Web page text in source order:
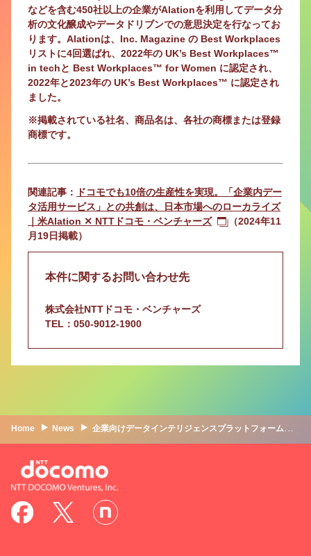
などを含む450社以上の企業がAlationを利用してデータ分
析の文化醸成やデータドリブンでの意思決定を行なってお
ります。Alationは、Inc. Magazine の Best Workplaces
リストに4回選ばれ、2022年の UK’s Best Workplaces™
in techと Best Workplaces™ for Women に認定され、
2022年と2023年の UK’s Best Workplaces™ に認定され
ました。
※掲載されている社名、商品名は、各社の商標または登録
商標です。
関連記事：
ドコモでも10倍の生産性を実現。「企業内デー
タ活用サービス」との共創は、日本市場へのローカライズ
｜米Alation ✕ NTTドコモ・ベンチャーズ
（2024年11
月19日掲載）
本件に関するお問い合わせ先
株式会社NTTドコモ・ベンチャーズ
TEL：050-9012-1900
Home News 企業向けデータインテリジェンスプラットフォームを開発するAlation, Inc.への出資について